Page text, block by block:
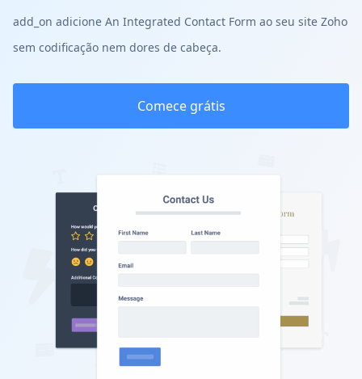
add_on adicione An Integrated Contact Form ao seu site Zoho
sem codificação nem dores de cabeça.
Comece grátis